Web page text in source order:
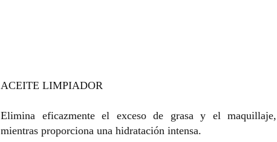
ACEITE LIMPIADOR
Elimina eficazmente el exceso de grasa y el maquillaje,
mientras proporciona una hidratación intensa.